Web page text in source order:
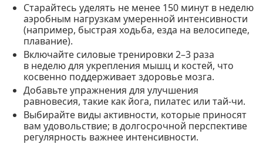
Старайтесь уделять не менее 150 минут в неделю
аэробным нагрузкам умеренной интенсивности
(например, быстрая ходьба, езда на велосипеде,
плавание).
Включайте силовые тренировки 2–3 раза
в неделю для укрепления мышц и костей, что
косвенно поддерживает здоровье мозга.
Добавьте упражнения для улучшения
равновесия, такие как йога, пилатес или тай-чи.
Выбирайте виды активности, которые приносят
вам удовольствие; в долгосрочной перспективе
регулярность важнее интенсивности.